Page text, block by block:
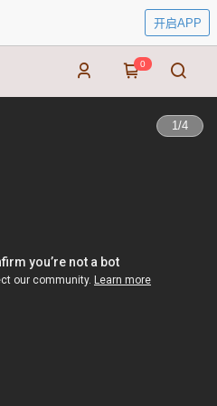
开启APP
0
1/4